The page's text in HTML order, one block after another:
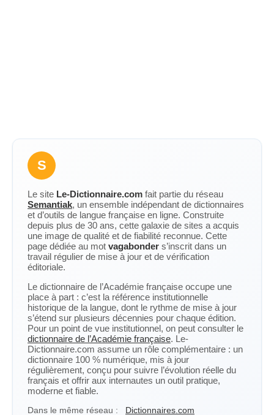
S
Le site Le-Dictionnaire.com fait partie du réseau
Semantiak, un ensemble indépendant de dictionnaires
et d’outils de langue française en ligne. Construite
depuis plus de 30 ans, cette galaxie de sites a acquis
une image de qualité et de fiabilité reconnue. Cette
page dédiée au mot vagabonder s’inscrit dans un
travail régulier de mise à jour et de vérification
éditoriale.
Le dictionnaire de l’Académie française occupe une
place à part : c’est la référence institutionnelle
historique de la langue, dont le rythme de mise à jour
s’étend sur plusieurs décennies pour chaque édition.
Pour un point de vue institutionnel, on peut consulter le
dictionnaire de l’Académie française. Le-
Dictionnaire.com assume un rôle complémentaire : un
dictionnaire 100 % numérique, mis à jour
régulièrement, conçu pour suivre l’évolution réelle du
français et offrir aux internautes un outil pratique,
moderne et fiable.
Dans le même réseau : Dictionnaires.com